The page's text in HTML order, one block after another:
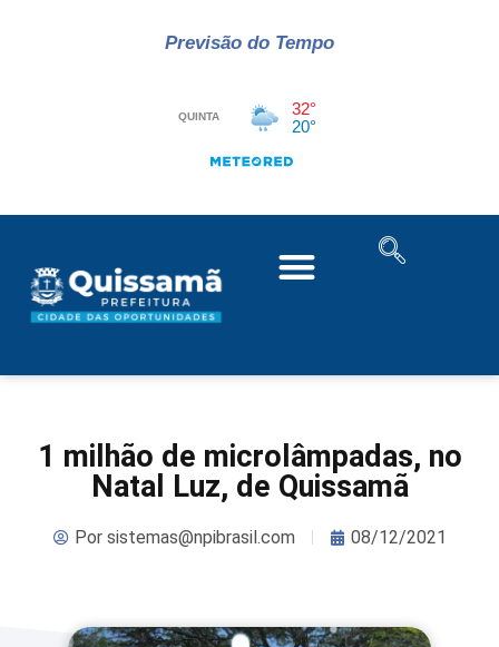
Previsão do Tempo
1 milhão de microlâmpadas, no
Natal Luz, de Quissamã
Porsistemas@npibrasil.com 08/12/2021